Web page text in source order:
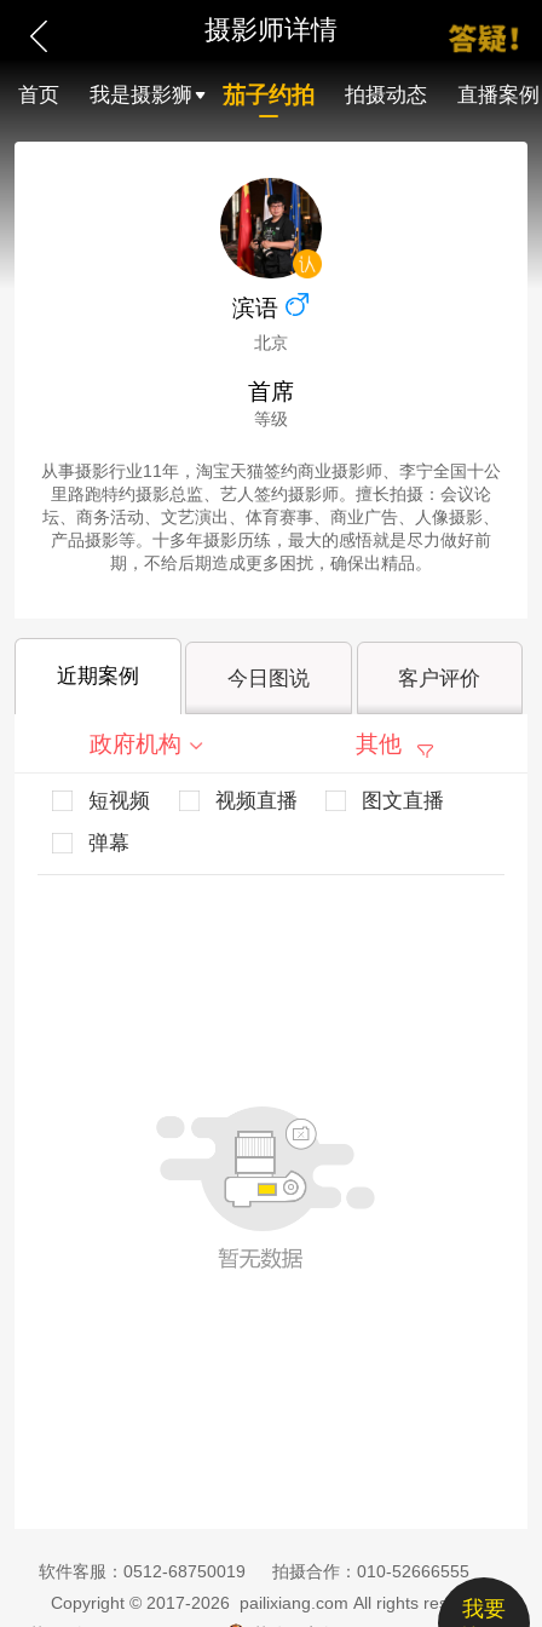
摄影师详情
首页 我是摄影狮 茄子约拍 拍摄动态 直播案例
滨语
北京
首席
等级
从事摄影行业11年，淘宝天猫签约商业摄影师、李宁全国十公
里路跑特约摄影总监、艺人签约摄影师。擅长拍摄：会议论
坛、商务活动、文艺演出、体育赛事、商业广告、人像摄影、
产品摄影等。十多年摄影历练，最大的感悟就是尽力做好前
期，不给后期造成更多困扰，确保出精品。
近期案例 今日图说 客户评价
政府机构 其他
短视频 视频直播
图文直播
弹幕
我要
软件客服： 0512-68750019 拍摄合作： 010-52666555
Copyright © 2017-2026 pailixiang.com All rights reserved